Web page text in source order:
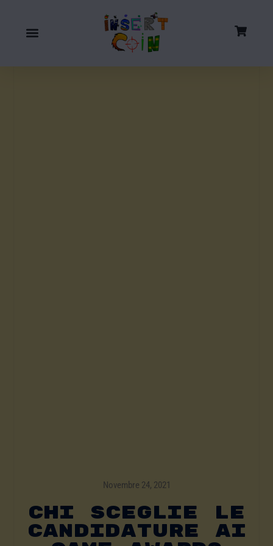
Novembre 24, 2021
Chi Sceglie Le
Candidature Ai